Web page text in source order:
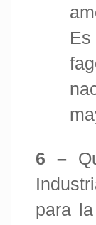
6 –
para